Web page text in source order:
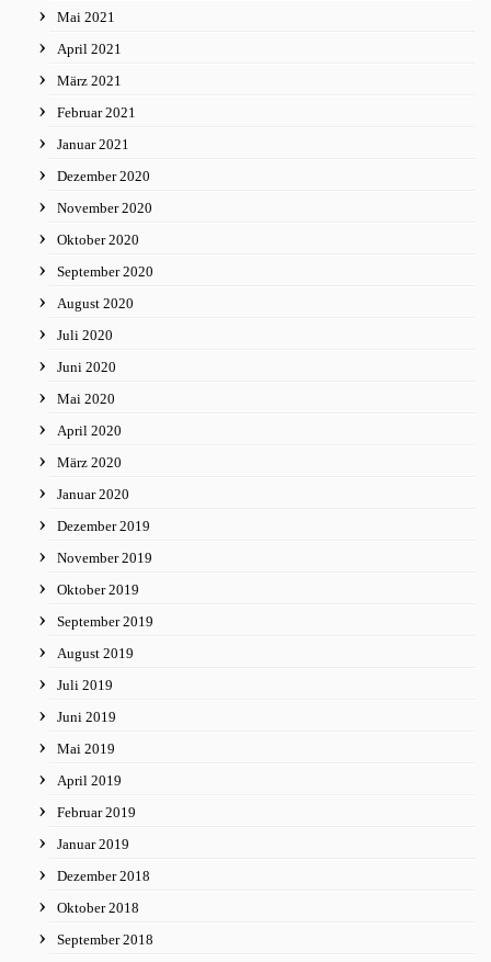
Mai 2021
April 2021
März 2021
Februar 2021
Januar 2021
Dezember 2020
November 2020
Oktober 2020
September 2020
August 2020
Juli 2020
Juni 2020
Mai 2020
April 2020
März 2020
Januar 2020
Dezember 2019
November 2019
Oktober 2019
September 2019
August 2019
Juli 2019
Juni 2019
Mai 2019
April 2019
Februar 2019
Januar 2019
Dezember 2018
Oktober 2018
September 2018